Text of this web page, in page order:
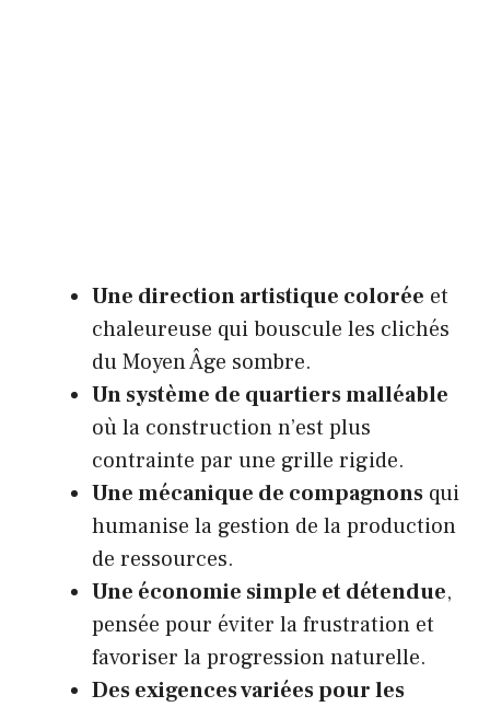
Une direction artistique colorée et
chaleureuse qui bouscule les clichés
du Moyen Âge sombre.
Un système de quartiers malléable
où la construction n’est plus
contrainte par une grille rigide.
Une mécanique de compagnons qui
humanise la gestion de la production
de ressources.
Une économie simple et détendue,
pensée pour éviter la frustration et
favoriser la progression naturelle.
Des exigences variées pour les